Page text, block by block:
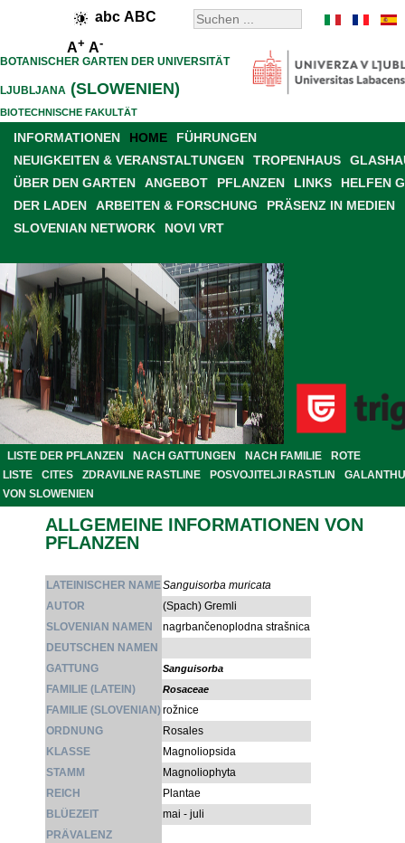
abc ABC
A+ A-
BOTANISCHER GARTEN DER UNIVERSITÄT
LJUBLJANA (SLOWENIEN)
BIOTECHNISCHE FAKULTÄT
INFORMATIONEN HOME
FÜHRUNGEN
NEUIGKEITEN & VERANSTALTUNGEN
TROPENHAUS
ÜBER DEN GARTEN
ANGEBOT PFLANZEN LINKS
HELFEN
DER LADEN
ARBEITEN & FORSCHUNG
PRÄSENZ IN MEDIEN
SLOVENIAN NETWORK
NOVI VRT
LISTE DER PFLANZEN NACH GATTUNGEN NACH FAMILIE
ROTE
LISTE
CITES ZDRAVILNE RASTLINE POSVOJITELJI RASTLIN
VON SLOWENIEN
ALLGEMEINE INFORMATIONEN VON
PFLANZEN
LATEINISCHER NAMESanguisorba muricata
AUTOR
(Spach) Gremli
SLOVENIAN NAMEN
nagrbančenoplodna strašnica
DEUTSCHEN NAMEN
GATTUNG
Sanguisorba
FAMILIE (LATEIN) Rosaceae
FAMILIE (SLOVENIAN)rožnice
ORDNUNG
Rosales
KLASSE
Magnoliopsida
STAMM
Magnoliophyta
REICH
Plantae
BLÜEZEIT
mai - juli
PRÄVALENZ